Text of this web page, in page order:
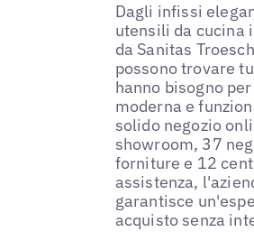
Dagli infissi
utensili da cucina
da Sanitas
possono trovare
hanno bisogno
moderna e
solido negozio
showroom, 37
forniture e 12
assistenza,
garantisce
acquisto senza